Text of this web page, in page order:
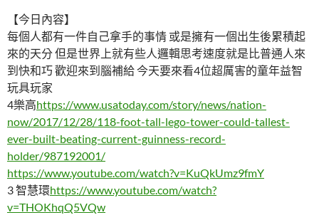
【今日內容】
每個人都有一件自己拿手的事情 或是擁有一個出生後累積起
來的天分 但是世界上就有些人邏輯思考速度就是比普通人來
到快和巧 歡迎來到腦補給 今天要來看4位超厲害的童年益智
玩具玩家
4樂高https://www.usatoday.com/story/news/nation-
now/2017/12/28/118-foot-tall-lego-tower-could-tallest-
ever-built-beating-current-guinness-record-
holder/987192001/
https://www.youtube.com/watch?v=KuQkUmz9fmY
3 智慧環https://www.youtube.com/watch?
v=THOKhqQ5VQw